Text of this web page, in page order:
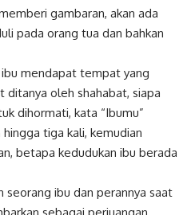
gambaran, akan ada
pada orang tua dan bahkan
mendapat tempat yang
ditanya oleh shahabat, siapa
dihormati, kata “Ibumu”
tiga kali, kemudian
betapa kedudukan ibu berada
seorang ibu dan perannya saat